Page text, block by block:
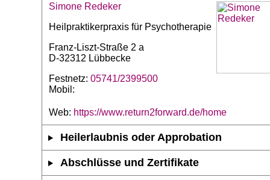
Simone Redeker
Heilpraktikerpraxis für Psychotherapie
Franz-Liszt-Straße 2 a
D-32312 Lübbecke
Festnetz: 05741/2399500
Mobil:
Web: https://www.return2forward.de/home
Heilerlaubnis oder Approbation
Abschlüsse und Zertifikate